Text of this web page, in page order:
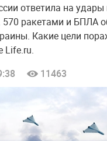
ответила на
570 ракетами и БПЛА
Какие цели
Life.ru.
11463